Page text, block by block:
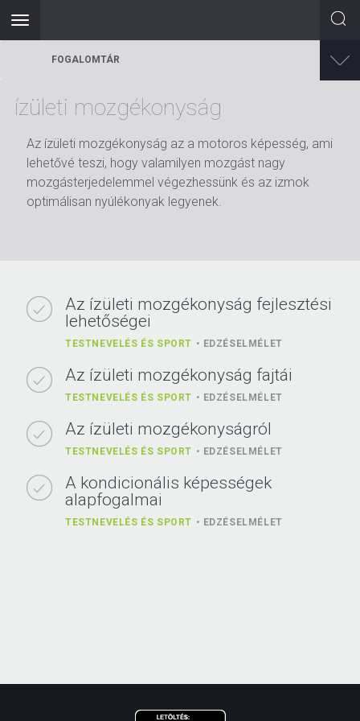
Toggle
navigation
FOGALOMTÁR
ízületi mozgékonyság
Az ízületi mozgékonyság az a motoros képesség, ami
lehetővé teszi, hogy valamilyen mozgást nagy
mozgásterjedelemmel végezhessünk és az izmok
optimálisan nyúlékonyak legyenek.
Az ízületi mozgékonyság fejlesztési
lehetőségei
TESTNEVELÉS ÉS SPORT EDZÉSELMÉLET
Az ízületi mozgékonyság fajtái
TESTNEVELÉS ÉS SPORT EDZÉSELMÉLET
Az ízületi mozgékonyságról
TESTNEVELÉS ÉS SPORT EDZÉSELMÉLET
A kondicionális képességek
alapfogalmai
TESTNEVELÉS ÉS SPORT EDZÉSELMÉLET